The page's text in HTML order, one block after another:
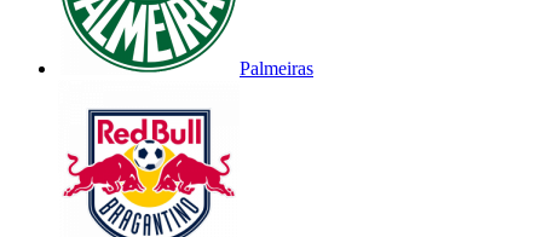
Palmeiras